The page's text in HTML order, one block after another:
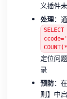
义插件
处理：
定位问
录
预防：
则】中